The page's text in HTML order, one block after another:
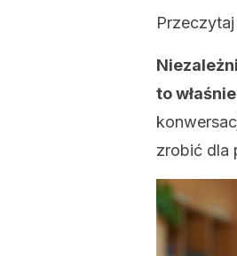
to
zrobić dla